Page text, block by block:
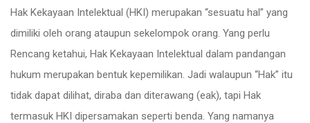
Hak Kekayaan Intelektual (HKI) merupakan “sesuatu hal” yang
dimiliki oleh orang ataupun sekelompok orang. Yang perlu
Rencang ketahui, Hak Kekayaan Intelektual dalam pandangan
hukum merupakan bentuk kepemilikan. Jadi walaupun “Hak” itu
tidak dapat dilihat, diraba dan diterawang (eak), tapi Hak
termasuk HKI dipersamakan seperti benda. Yang namanya